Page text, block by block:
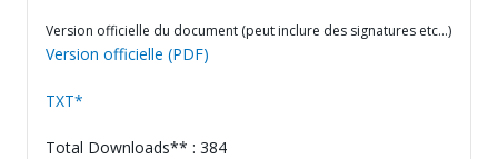
Version officielle du document (peut inclure des signatures etc…)
Version officielle (PDF)
TXT*
Total Downloads** : 384